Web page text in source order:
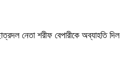
নেতা শরীফ বেপারীকে অব্যাহতি দিল